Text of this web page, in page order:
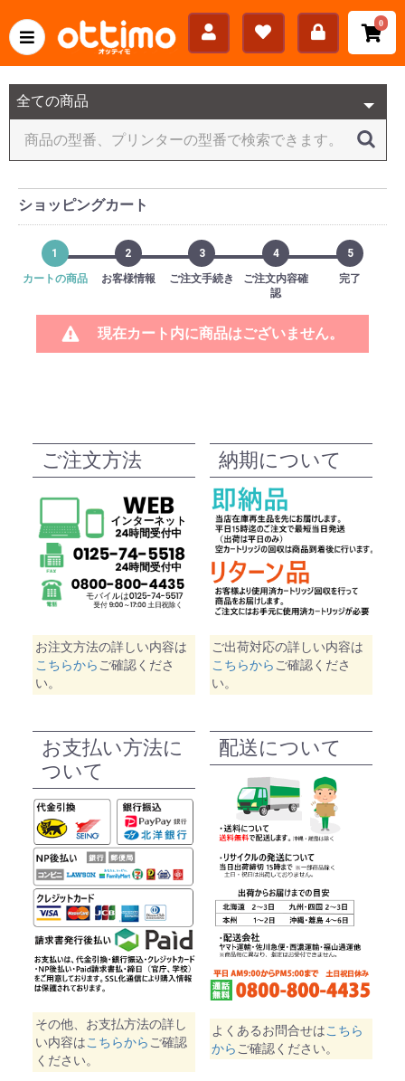
0
ショッピングカート
1
カートの商品
2
お客様情報
3
ご注文手続き
4
ご注文内容確
認
5
完了
現在カート内に商品はございません。
ご注文方法
お注文方法の詳しい内容は
こちらから ご確認くださ
い。
納期について
ご出荷対応の詳しい内容は
こちらから ご確認くださ
い。
お支払い方法に
ついて
その他、お支払方法の詳し
い内容はこちらから ご確認
ください。
配送について
よくあるお問合せはこちら
から ご確認ください。